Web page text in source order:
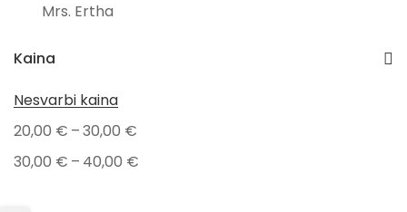
Mrs. Ertha
Kaina
Nesvarbi kaina
20,00 € –30,00 €
30,00 € – 40,00 €